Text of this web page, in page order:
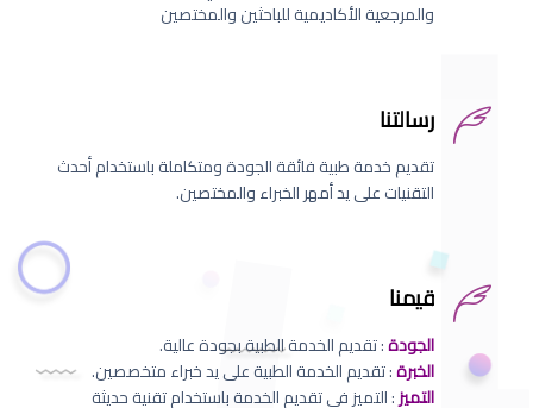
والمرجعية الأكاديمية للباحثين والمختصين
رسالتنا
تقديم خدمة طبية فائقة الجودة ومتكاملة باستخدام أحدث
التقنيات على يد أمهر الخبراء والمختصين.
قيمنا
الجودة: تقديم الخدمة الطبية بجودة عالية.
الخبرة: تقديم الخدمة الطبية على يد خبراء متخصصين.
التميز: التميز في تقديم الخدمة باستخدام تقنية حديثة